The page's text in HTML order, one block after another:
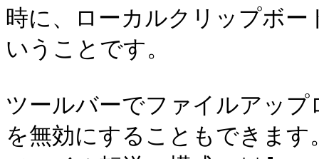
時に、ローカルクリップボ
いうことです。
ツールバーでファイルアッ
を無効にすることもできま